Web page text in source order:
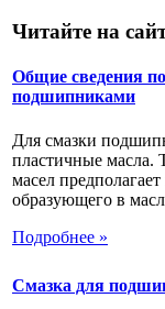
Читайте на
Общие сведения по
подшипниками
Для смазки
пластичные масла.
масел
образующего в
Подробнее »
Смазка для